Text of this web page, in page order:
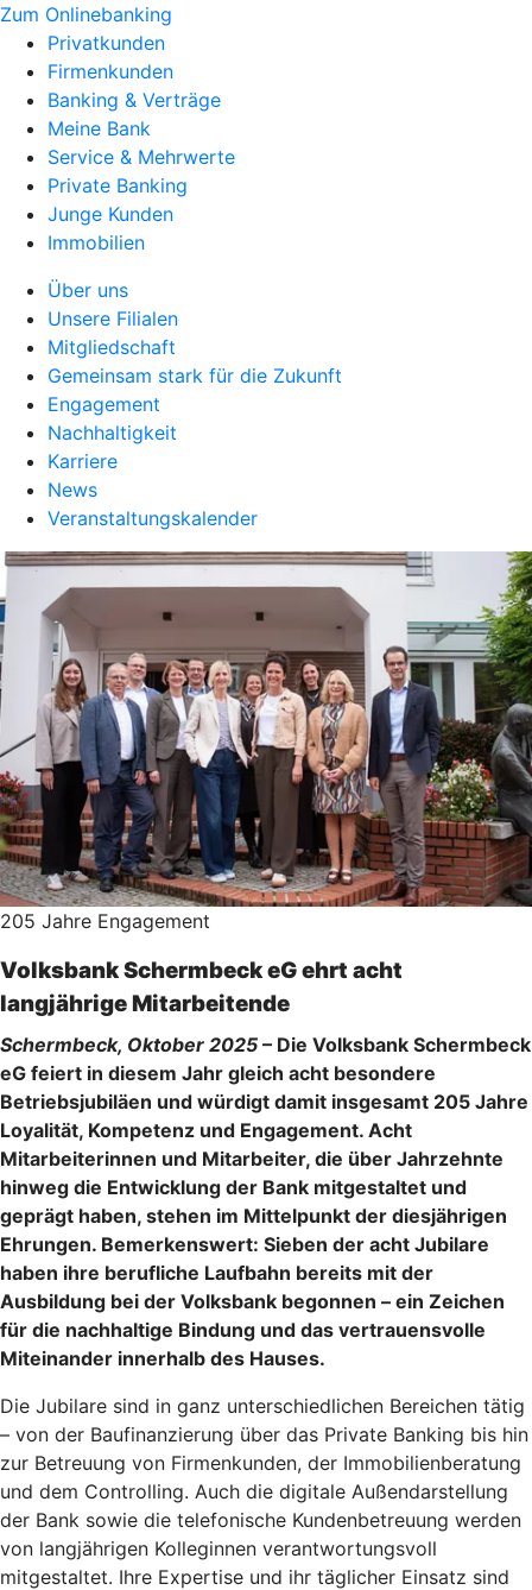
Zum Onlinebanking
Privatkunden
Firmenkunden
Banking & Verträge
Meine Bank
Service & Mehrwerte
Private Banking
Junge Kunden
Immobilien
Über uns
Unsere Filialen
Mitgliedschaft
Gemeinsam stark für die Zukunft
Engagement
Nachhaltigkeit
Karriere
News
Veranstaltungskalender
205 Jahre Engagement
Volksbank Schermbeck eG ehrt acht
langjährige Mitarbeitende
Schermbeck, Oktober 2025 – Die Volksbank Schermbeck
eG feiert in diesem Jahr gleich acht besondere
Betriebsjubiläen und würdigt damit insgesamt 205 Jahre
Loyalität, Kompetenz und Engagement. Acht
Mitarbeiterinnen und Mitarbeiter, die über Jahrzehnte
hinweg die Entwicklung der Bank mitgestaltet und
geprägt haben, stehen im Mittelpunkt der diesjährigen
Ehrungen. Bemerkenswert: Sieben der acht Jubilare
haben ihre berufliche Laufbahn bereits mit der
Ausbildung bei der Volksbank begonnen – ein Zeichen
für die nachhaltige Bindung und das vertrauensvolle
Miteinander innerhalb des Hauses.
Die Jubilare sind in ganz unterschiedlichen Bereichen tätig
– von der Baufinanzierung über das Private Banking bis hin
zur Betreuung von Firmenkunden, der Immobilienberatung
und dem Controlling. Auch die digitale Außendarstellung
der Bank sowie die telefonische Kundenbetreuung werden
von langjährigen Kolleginnen verantwortungsvoll
mitgestaltet. Ihre Expertise und ihr täglicher Einsatz sind